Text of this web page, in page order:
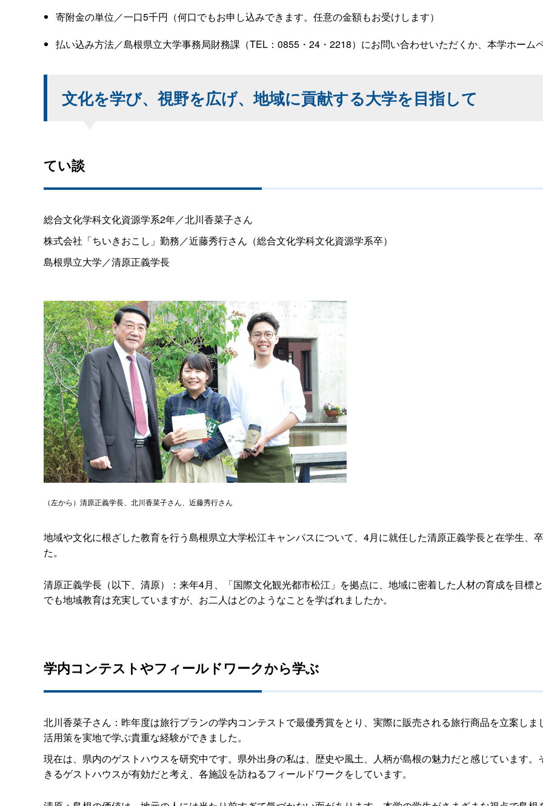
寄附金の単位／一口5千円（何口でもお申し込みできます。任意の金額もお受けします）
払い込み方法／島根県立大学事務局財務課（TEL：0855・24・2218）にお問い合わせいただくか、本学ホーム
文化を学び、視野を広げ、地域に貢献する大学を目指して
てい談
総合文化学科文化資源学系2年／北川香菜子さん
株式会社「ちいきおこし」勤務／近藤秀行さん（総合文化学科文化資源学系卒）
島根県立大学／清原正義学長
（左から）清原正義学長、北川香菜子さん、近藤秀行さん
地域や文化に根ざした教育を行う島根県立大学松江キャンパスについて、4月に就任した清原正義学長と在学生、
た。
清原正義学長（以下、清原）：来年4月、「国際文化観光都市松江」を拠点に、地域に密着した人材の育成を目標
でも地域教育は充実していますが、お二人はどのようなことを学ばれましたか。
学内コンテストやフィールドワークから学ぶ
北川香菜子さん：昨年度は旅行プランの学内コンテストで最優秀賞をとり、実際に販売される旅行商品を立案し
活用策を実地で学ぶ貴重な経験ができました。
現在は、県内のゲストハウスを研究中です。県外出身の私は、歴史や風土、人柄が島根の魅力だと感じています
きるゲストハウスが有効だと考え、各施設を訪ねるフィールドワークをしています。